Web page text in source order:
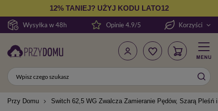
Wysyłka w 48h
12% TANIEJ? UŻYJ KODU LATO12
Opinie 4.9/5 Korzyści
Przy Domu Switch 62,5 WG Zwalcza Zamieranie Pędów, Szarą Pleśń